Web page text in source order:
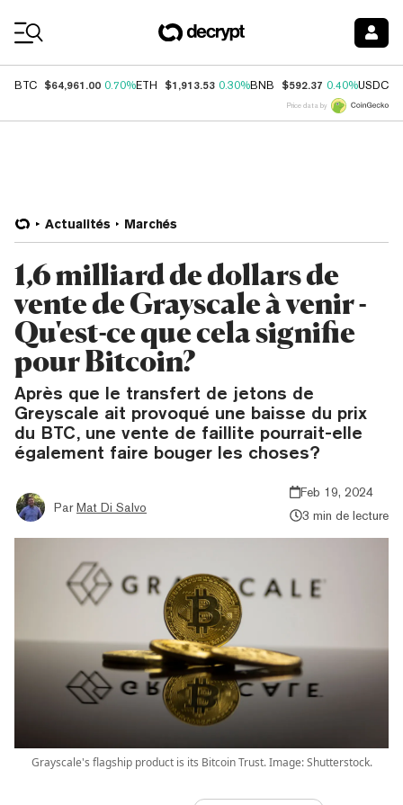
BTC $64,961.00 0.70%ETH $1,913.53 0.30%BNB $592.37 0.40%USDC
Price data by
Actualités Marchés
1,6 milliard de dollars de
vente de Grayscale à venir -
Qu'est-ce que cela signifie
pour Bitcoin?
Après que le transfert de jetons de
Greyscale ait provoqué une baisse du prix
du BTC, une vente de faillite pourrait-elle
également faire bouger les choses?
Par Mat Di Salvo
Feb 19, 2024
3 min de lecture
Grayscale's flagship product is its Bitcoin Trust. Image: Shutterstock.